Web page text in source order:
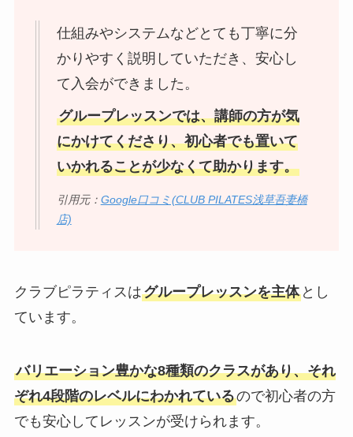
仕組みやシステムなどとても丁寧に分
かりやすく説明していただき、安心し
て入会ができました。
グループレッスンでは、講師の方が気
にかけてくださり、初心者でも置いて
いかれることが少なくて助かります。
引用元： Google口コミ(CLUB PILATES浅草吾妻橋
店)
クラブピラティスはグループレッスンを主体とし
ています。
バリエーション豊かな8種類のクラスがあり、それ
ぞれ4段階のレベルにわかれているので初心者の方
でも安心してレッスンが受けられます。